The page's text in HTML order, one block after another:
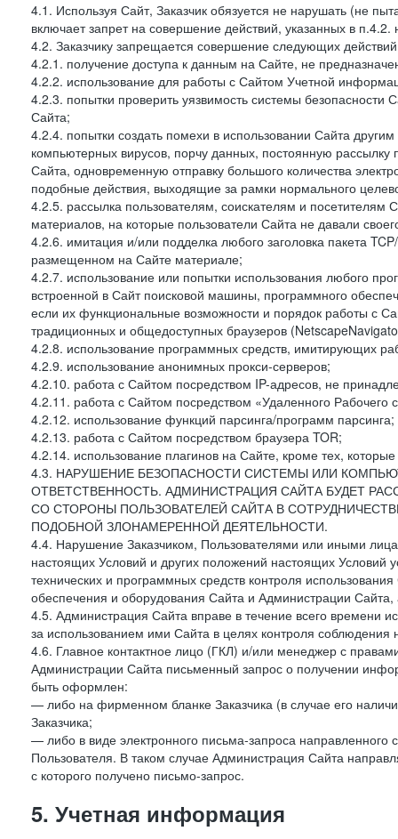
4.1. Используя Сайт, Заказчик обязуется не нарушать (не
включает запрет на совершение действий, указанных в
4.2. Заказчику запрещается совершение следующих
4.2.1. получение доступа к данным на Сайте, не
4.2.2. использование для работы с Сайтом Учетной
4.2.3. попытки проверить уязвимость системы
Сайта;
4.2.4. попытки создать помехи в использовании Сайта
компьютерных вирусов, порчу данных, постоянную
Сайта, одновременную отправку большого количества
подобные действия, выходящие за рамки нормального
4.2.5. рассылка пользователям, соискателям и
материалов, на которые пользователи Сайта не давали
4.2.6. имитация и/или подделка любого заголовка пакета
размещенном на Сайте материале;
4.2.7. использование или попытки использования любого
встроенной в Сайт поисковой машины, программного
если их функциональные возможности и порядок работы с
традиционных и общедоступных браузеров
4.2.8. использование программных средств, имитирующих
4.2.9. использование анонимных прокси-серверов;
4.2.10. работа с Сайтом посредством IP-адресов, не
4.2.11. работа с Сайтом посредством «Удаленного Рабочего
4.2.12. использование функций парсинга/программ парсинга;
4.2.13. работа с Сайтом посредством браузера TOR;
4.2.14. использование плагинов на Сайте, кроме тех,
4.3. НАРУШЕНИЕ БЕЗОПАСНОСТИ СИСТЕМЫ ИЛИ
ОТВЕТСТВЕННОСТЬ. АДМИНИСТРАЦИЯ САЙТА БУДЕТ
СО СТОРОНЫ ПОЛЬЗОВАТЕЛЕЙ САЙТА В
ПОДОБНОЙ ЗЛОНАМЕРЕННОЙ ДЕЯТЕЛЬНОСТИ.
4.4. Нарушение Заказчиком, Пользователями или иными
настоящих Условий и других положений настоящих Условий
технических и программных средств контроля
обеспечения и оборудования Сайта и Администрации
4.5. Администрация Сайта вправе в течение всего времени
за использованием ими Сайта в целях контроля
4.6. Главное контактное лицо (ГКЛ) и/или менеджер с
Администрации Сайта письменный запрос о получении
быть оформлен:
— либо на фирменном бланке Заказчика (в случае его
Заказчика;
— либо в виде электронного письма-запроса направленного
Пользователя. В таком случае Администрация Сайта
с которого получено письмо-запрос.
5. Учетная информация